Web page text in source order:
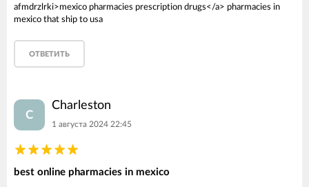
afmdrzlrki>mexico pharmacies prescription drugs</a> pharmacies in
mexico that ship to usa
ОТВЕТИТЬ
C
Charleston
1 августа 2024 22:45
best online pharmacies in mexico